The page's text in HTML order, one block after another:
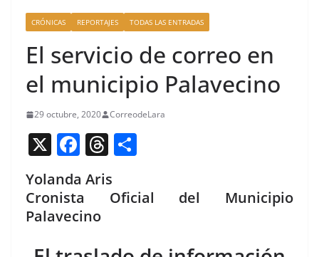
CRÓNICAS REPORTAJES TODAS LAS ENTRADAS
El servicio de correo en
el municipio Palavecino
29 octubre, 2020 CorreodeLara
X F
a
c
e
T
re
a
m
p
Yolanda Aris
Cronista Oficial del Municipio
Palavecino